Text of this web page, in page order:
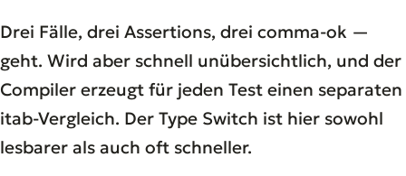
Drei Fälle, drei Assertions, drei comma-ok —
geht. Wird aber schnell unübersichtlich, und der
Compiler erzeugt für jeden Test einen separaten
itab-Vergleich. Der Type Switch ist hier sowohl
lesbarer als auch oft schneller.